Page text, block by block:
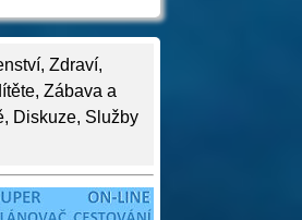
, Zdraví,
, Zábava a
, Diskuze, Služby